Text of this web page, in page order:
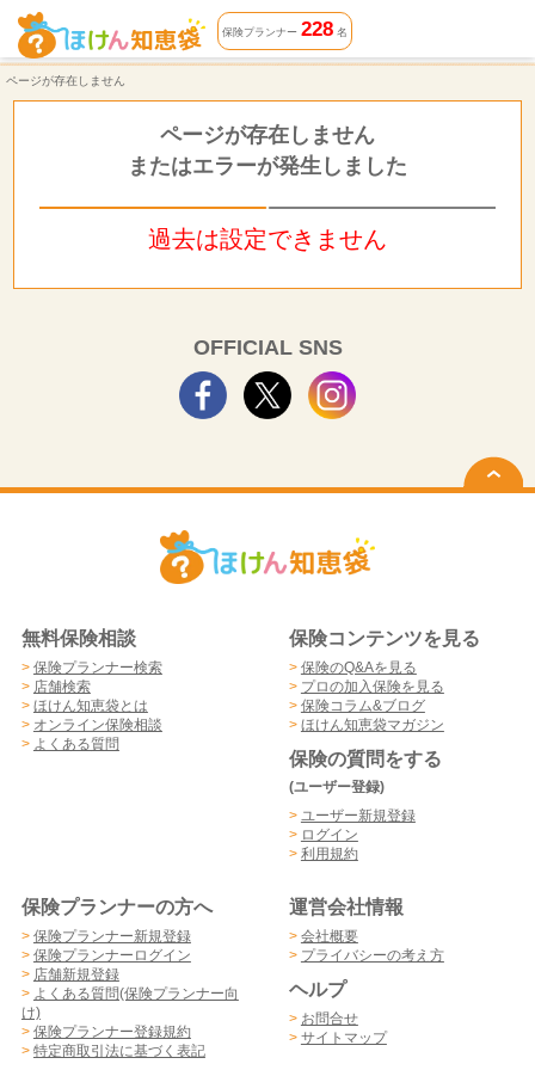
ページが存在しません | ほけん知恵袋
保険プランナー 228名
ページが存在しません
ページが存在しません
またはエラーが発生しました
過去は設定できません
OFFICIAL SNS
無料保険相談
> 保険プランナー検索
> 店舗検索
> ほけん知恵袋とは
> オンライン保険相談
> よくある質問
保険コンテンツを見る
> 保険のQ&Aを見る
> プロの加入保険を見る
> 保険コラム&ブログ
> ほけん知恵袋マガジン
保険の質問をする
(ユーザー登録)
> ユーザー新規登録
> ログイン
> 利用規約
保険プランナーの方へ
> 保険プランナー新規登録
> 保険プランナーログイン
> 店舗新規登録
> よくある質問(保険プランナー向
け)
> 保険プランナー登録規約
> 特定商取引法に基づく表記
運営会社情報
> 会社概要
> プライバシーの考え方
ヘルプ
> お問合せ
> サイトマップ